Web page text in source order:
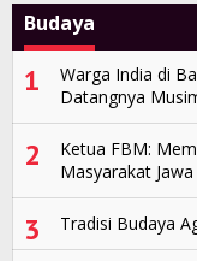
Budaya
1
Warga India di
Datangnya
2
Ketua FBM:
Masyarakat Jawa
3 Tradisi Budaya